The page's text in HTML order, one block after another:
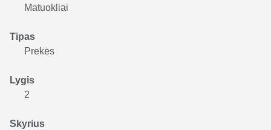
Matuokliai
Tipas
Prekės
Lygis
2
Skyrius